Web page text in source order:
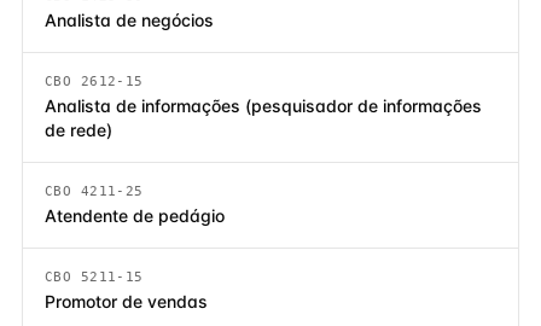
Analista de negócios
CBO 2612-15
Analista de informações (pesquisador de informações
de rede)
CBO 4211-25
Atendente de pedágio
CBO 5211-15
Promotor de vendas